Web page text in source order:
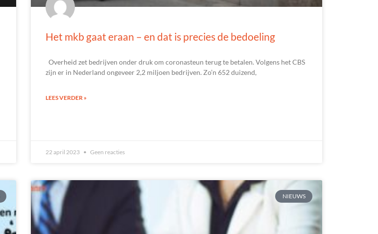
Het mkb gaat eraan – en dat is precies de bedoeling
Overheid zet bedrijven onder druk om coronasteun terug te betalen. Volgens het CBS
zijn er in Nederland ongeveer 2,2 miljoen bedrijven. Zo’n 652 duizend,
LEES VERDER »
22 april 2023 Geen reacties
NIEUWS